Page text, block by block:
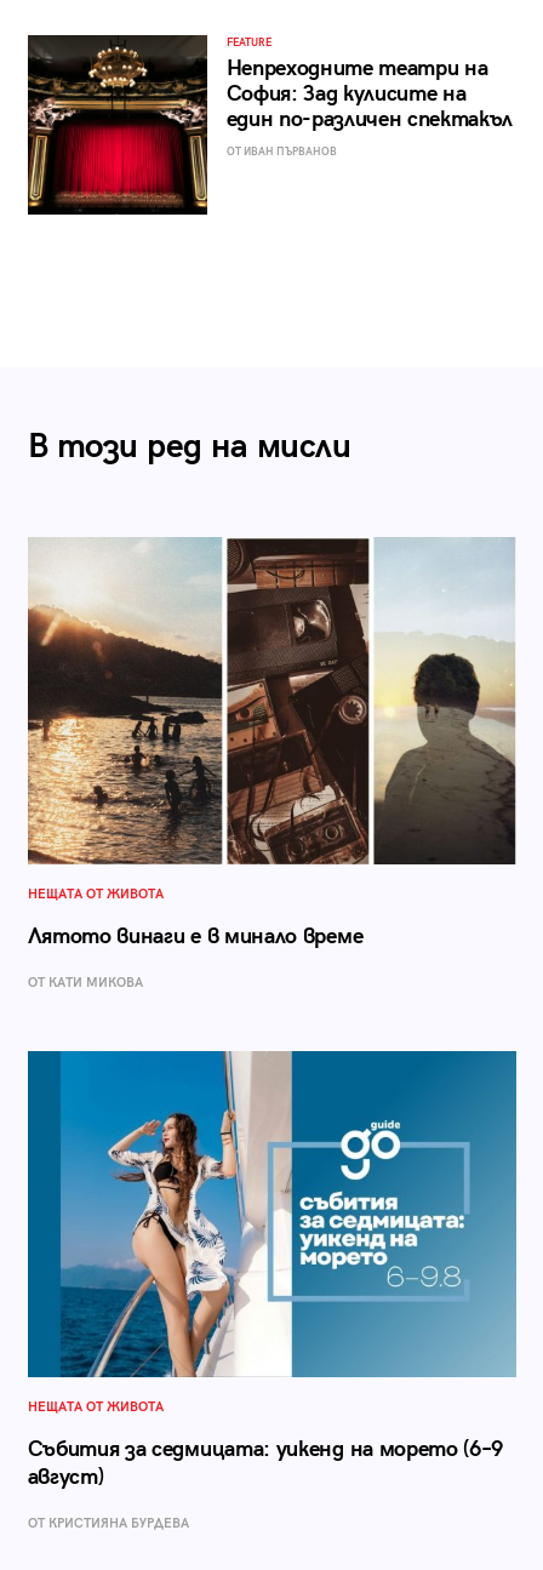
FEATURE
Непреходните театри на
София: Зад кулисите на
един по-различен спектакъл
ОТ ИВАН ПЪРВАНОВ
В този ред на мисли
НЕЩАТА ОТ ЖИВОТА
Лятото винаги е в минало време
ОТ КАТИ МИКОВА
НЕЩАТА ОТ ЖИВОТА
Събития за седмицата: уикенд на морето (6–9
август)
ОТ КРИСТИЯНА БУРДЕВА